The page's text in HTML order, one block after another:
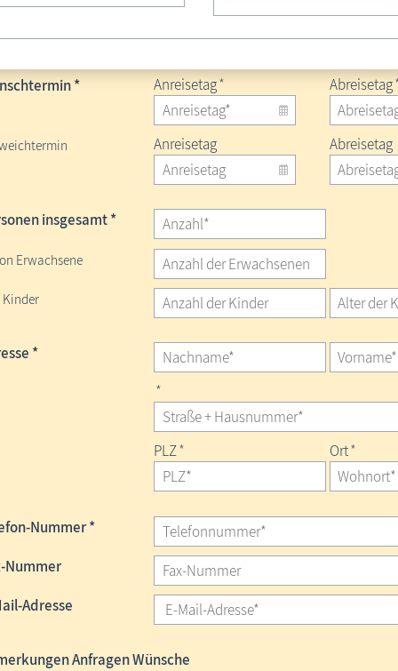
* Anreisetag* Abreisetag
Anreisetag Abreisetag
insgesamt *
Erwachsene
Kinder
*
*
PLZ* Ort*
Nummer *
Nummer
Adresse
Anfragen Wünsche